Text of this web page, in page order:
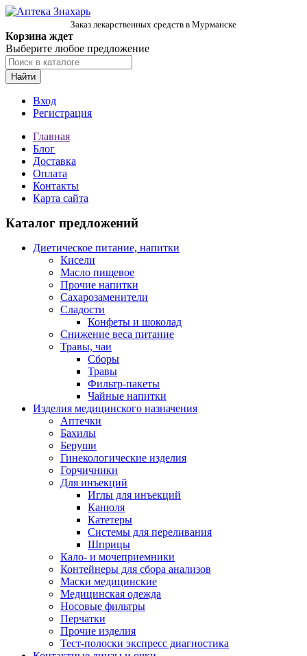
Заказ лекарственных средств в Мурманске
Корзина ждет
Выберите любое предложение
Найти
Вход
Регистрация
Главная
Блог
Доставка
Оплата
Контакты
Карта сайта
Каталог предложений
Диетическое питание, напитки
Кисели
Масло пищевое
Прочие напитки
Сахарозаменители
Сладости
Конфеты и шоколад
Снижение веса питание
Травы, чаи
Сборы
Травы
Фильтр-пакеты
Чайные напитки
Изделия медицинского назначения
Аптечки
Бахилы
Беруши
Гинекологические изделия
Горчичники
Для инъекций
Иглы для инъекций
Канюля
Катетеры
Системы для переливания
Шприцы
Кало- и мочеприемники
Контейнеры для сбора анализов
Маски медицинские
Медицинская одежда
Носовые фильтры
Перчатки
Прочие изделия
Тест-полоски экспресс диагностика